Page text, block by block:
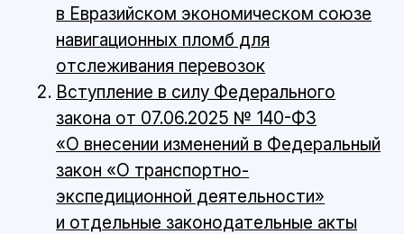
в Евразийском экономическом союзе
навигационных пломб для
отслеживания перевозок
Вступление в силу Федерального
закона от 07.06.2025 № 140-ФЗ
«О внесении изменений в Федеральный
закон «О транспортно-
экспедиционной деятельности»
и отдельные законодательные акты